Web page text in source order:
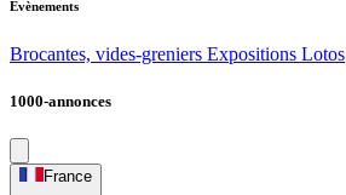
Evènements
Brocantes, vides-greniers Expositions Lotos
1000-annonces
France